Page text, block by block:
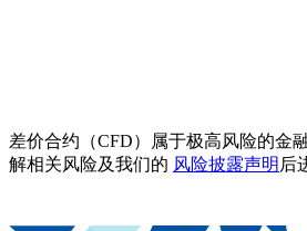
差价合约（CFD）属于极高风险的金
解相关风险及我们的 风险披露声明 后